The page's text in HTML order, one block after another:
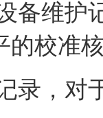
备维护
的校准
录，对